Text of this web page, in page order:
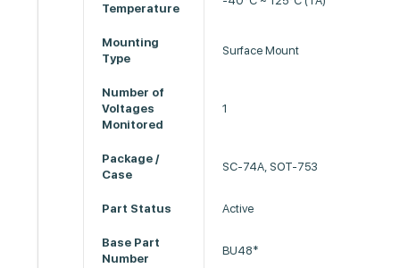
Temperature
Mounting
Type
Surface Mount
Number of
Voltages
Monitored
1
Package /
Case
SC-74A, SOT-753
Part Status Active
Base Part
Number
BU48*